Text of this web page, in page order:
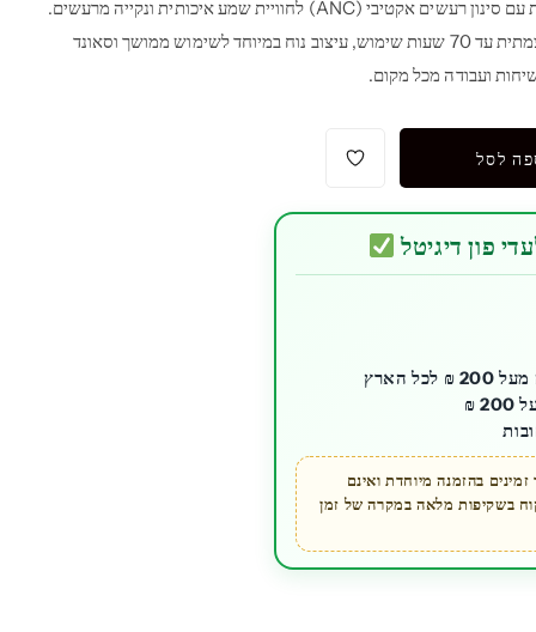
אוזניות JBL Tune 770NC אלחוטיות עם סינון רעשים אקטיבי (ANC) לחוויית שמע איכותית ונקייה מרעשים.
כוללות חיבור Bluetooth, סוללה עוצמתית עד 70 שעות שימוש, עיצוב נוח במיוחד לשימוש ממושך וסאונד
לסל
פון דיגיטל
הארץ
בהזמנה מיוחדת ואינם
בשקיפות מלאה במקרה של זמן